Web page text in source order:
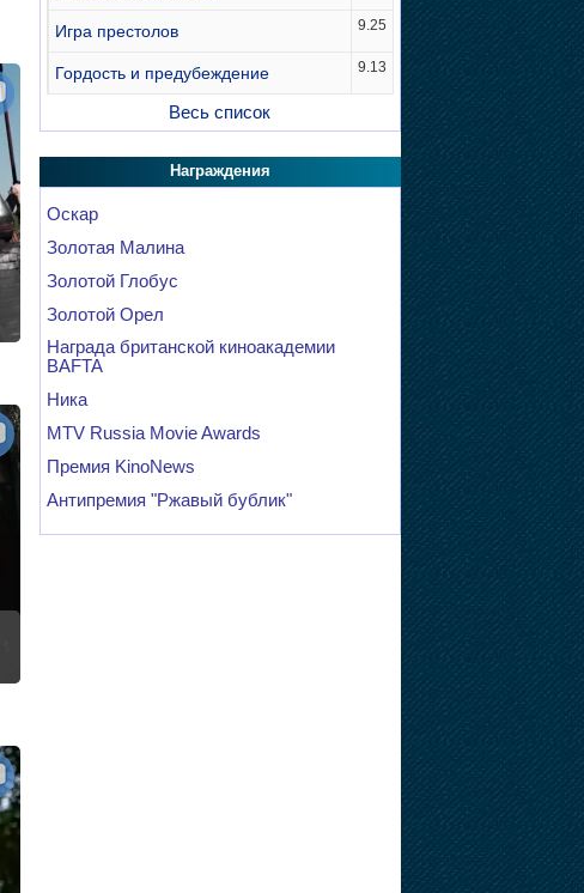
Игра престолов 9.25
Гордость и предубеждение 9.13
Весь список
Награждения
Оскар
Золотая Малина
Золотой Глобус
Золотой Орел
Награда британской киноакадемии
BAFTA
Ника
MTV Russia Movie Awards
Премия KinoNews
Антипремия "Ржавый бублик"